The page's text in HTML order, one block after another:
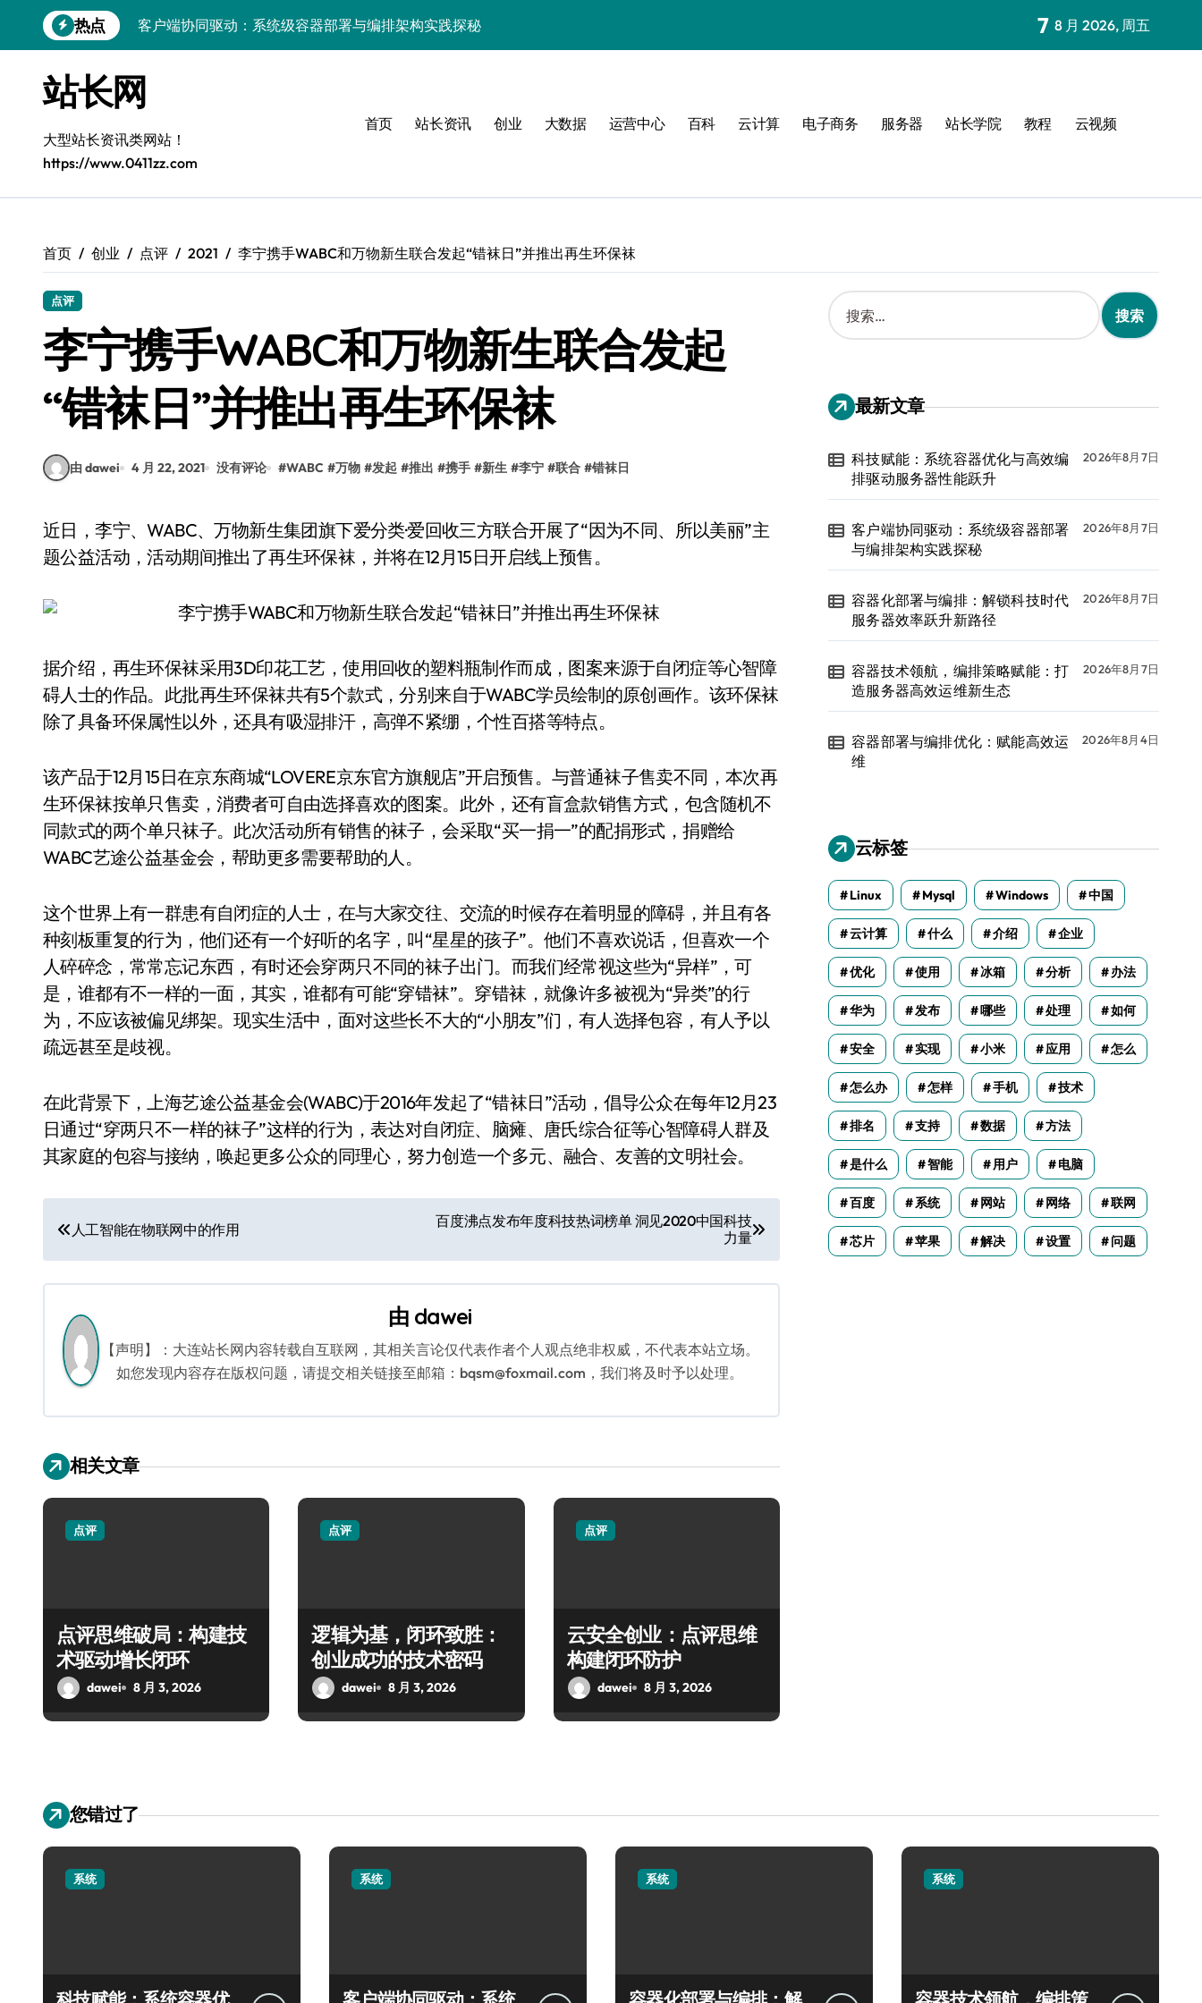
到
热点
客户端协同驱动：系统级容器部署与编排架构实践探秘
容器技术领航，编排策略赋能：打造服务器高效运维新生态
容器部署与编排优化：赋能高效运维
容器部署与编排：重塑服务器管理新范式
破局之道：大模型平台安全运营实战
VR创业新路径：模式创新与平台化双轮驱动
科技赋能：系统容器优化与高效编排驱动服务器性能跃升
7 8 月 2026, 周五
站长网
大型站长资讯类网站！
https://www.0411zz.com
首页 站长资讯 创业 大数据 运营中心 百科 云计算 电子商务 服务器 站长学院 教程 云视频
首页 创业 点评 2021 李宁携手WABC和万物新生联合发起“错袜日”并推出再生环保袜
点评
李宁携手WABC和万物新生联合发起
“错袜日”并推出再生环保袜
由 dawei 4 月 22, 2021 没有评论 #WABC #万物 #发起 #推出 #携手 #新生 #李宁 #联合 #错袜日
近日，李宁、WABC、万物新生集团旗下爱分类·爱回收三方联合开展了“因为不同、所以美丽”主
题公益活动，活动期间推出了再生环保袜，并将在12月15日开启线上预售。
据介绍，再生环保袜采用3D印花工艺，使用回收的塑料瓶制作而成，图案来源于自闭症等心智障
碍人士的作品。此批再生环保袜共有5个款式，分别来自于WABC学员绘制的原创画作。该环保袜
除了具备环保属性以外，还具有吸湿排汗，高弹不紧绷，个性百搭等特点。
该产品于12月15日在京东商城“LOVERE京东官方旗舰店”开启预售。与普通袜子售卖不同，本次再
生环保袜按单只售卖，消费者可自由选择喜欢的图案。此外，还有盲盒款销售方式，包含随机不
同款式的两个单只袜子。此次活动所有销售的袜子，会采取“买一捐一”的配捐形式，捐赠给
WABC艺途公益基金会，帮助更多需要帮助的人。
这个世界上有一群患有自闭症的人士，在与大家交往、交流的时候存在着明显的障碍，并且有各
种刻板重复的行为，他们还有一个好听的名字，叫“星星的孩子”。他们不喜欢说话，但喜欢一个
人碎碎念，常常忘记东西，有时还会穿两只不同的袜子出门。而我们经常视这些为“异样”，可
是，谁都有不一样的一面，其实，谁都有可能“穿错袜”。穿错袜，就像许多被视为“异类”的行
为，不应该被偏见绑架。现实生活中，面对这些长不大的“小朋友”们，有人选择包容，有人予以
疏远甚至是歧视。
在此背景下，上海艺途公益基金会(WABC)于2016年发起了“错袜日”活动，倡导公众在每年12月23
日通过“穿两只不一样的袜子”这样的行为，表达对自闭症、脑瘫、唐氏综合征等心智障碍人群及
其家庭的包容与接纳，唤起更多公众的同理心，努力创造一个多元、融合、友善的文明社会。
文
章
导
航
人工智能在物联网中的作用
百度沸点发布年度科技热词榜单 洞见2020中国科技
力量
由 dawei
【声明】：大连站长网内容转载自互联网，其相关言论仅代表作者个人观点绝非权威，不代表本站立场。
如您发现内容存在版权问题，请提交相关链接至邮箱：bqsm@foxmail.com，我们将及时予以处理。
相关文章
点评
点评思维破局：构建技
术驱动增长闭环
dawei 8 月 3, 2026
点评
逻辑为基，闭环致胜：
创业成功的技术密码
dawei 8 月 3, 2026
点评
云安全创业：点评思维
构建闭环防护
dawei 8 月 3, 2026
搜
索
：
最新文章
科技赋能：系统容器优化与高效编
排驱动服务器性能跃升
2026年8月7日
客户端协同驱动：系统级容器部署
与编排架构实践探秘
2026年8月7日
容器化部署与编排：解锁科技时代
服务器效率跃升新路径
2026年8月7日
容器技术领航，编排策略赋能：打
造服务器高效运维新生态
2026年8月7日
容器部署与编排优化：赋能高效运
维
2026年8月4日
云标签
Linux Mysql Windows 中国
云计算 什么 介绍 企业
优化 使用 冰箱 分析 办法
华为 发布 哪些 处理 如何
安全 实现 小米 应用 怎么
怎么办 怎样 手机 技术
排名 支持 数据 方法
是什么 智能 用户 电脑
百度 系统 网站 网络 联网
芯片 苹果 解决 设置 问题
您错过了
系统 系统 系统 系统